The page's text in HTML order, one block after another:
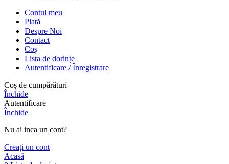
Contul meu
Plată
Despre Noi
Contact
Coș
Lista de dorințe
Autentificare / Înregistrare
Coș de cumpărături
Închide
Autentificare
Închide
Nu ai inca un cont?
Creați un cont
Acasă